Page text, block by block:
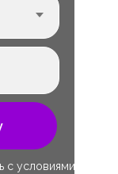
с условиями